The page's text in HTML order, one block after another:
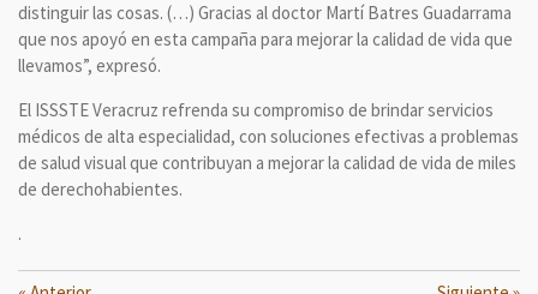
distinguir las cosas. (…) Gracias al doctor Martí Batres Guadarrama
que nos apoyó en esta campaña para mejorar la calidad de vida que
llevamos”, expresó.
El ISSSTE Veracruz refrenda su compromiso de brindar servicios
médicos de alta especialidad, con soluciones efectivas a problemas
de salud visual que contribuyan a mejorar la calidad de vida de miles
de derechohabientes.
.